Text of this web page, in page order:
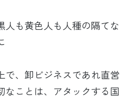
人も黄色人も人種の隔てな
で、卸ビジネスであれ直営
なことは、アタックする国